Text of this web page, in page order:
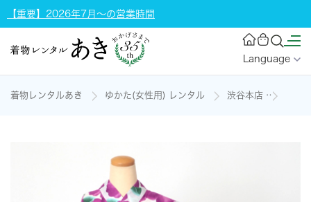
【重要】2026年7月～の営業時間
Language
着物レンタルあき ゆかた(女性用) レンタル 渋谷本店